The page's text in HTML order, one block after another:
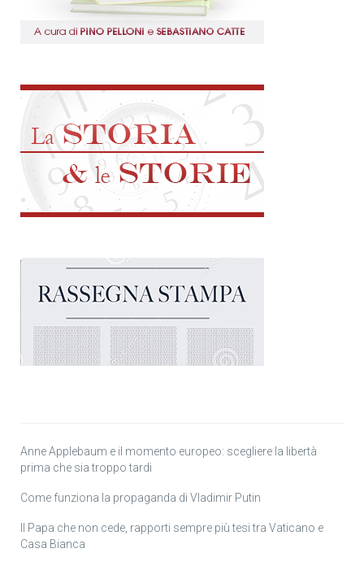
Anne Applebaum e il momento europeo: scegliere la libertà
prima che sia troppo tardi
Come funziona la propaganda di Vladimir Putin
Il Papa che non cede, rapporti sempre più tesi tra Vaticano e
Casa Bianca